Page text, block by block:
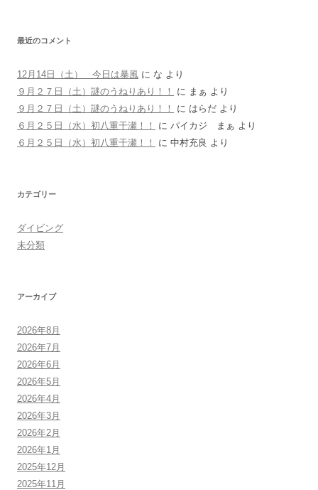
最近のコメント
12月14日（土） 今日は暴風 に な より
９月２７日（土）謎のうねりあり！！
に まぁ より
９月２７日（土）謎のうねりあり！！
に はらだ より
６月２５日（水）初八重干瀬！！
に パイカジ まぁ より
６月２５日（水）初八重干瀬！！
に 中村充良 より
カテゴリー
ダイビング
未分類
アーカイブ
2026年8月
2026年7月
2026年6月
2026年5月
2026年4月
2026年3月
2026年2月
2026年1月
2025年12月
2025年11月